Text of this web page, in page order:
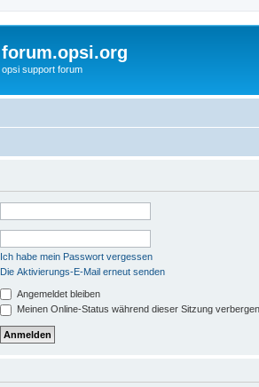
forum.opsi.org
opsi support forum
Ich habe mein Passwort vergessen
Die Aktivierungs-E-Mail erneut senden
Angemeldet bleiben
Meinen Online-Status während dieser Sitzung verbergen